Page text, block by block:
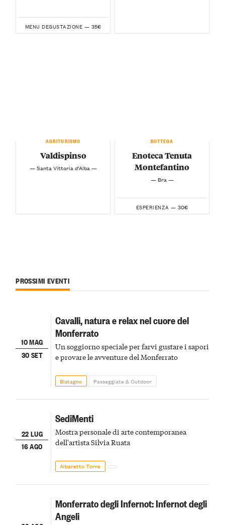
MENU DEGUSTAZIONE — 35€
AGRITURISMO
Valdispinso
— Santa Vittoria d’Alba —
BOTTEGA
Enoteca Tenuta
Montefantino
— Bra —
ESPERIENZA — 30€
PROSSIMI EVENTI
10 MAG
30 SET
Cavalli, natura e relax nel cuore del
Monferrato
Un soggiorno speciale per farvi gustare i sapori
e provare le avventure del Monferrato
Bistagno Passeggiate & Outdoor
22 LUG
16 AGO
SediMenti
Mostra personale di arte contemporanea
dell'artista Silvia Ruata
Albaretto Torre
Monferrato degli Infernot: Infernot degli
Angeli